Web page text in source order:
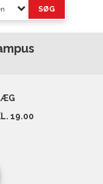
19.00